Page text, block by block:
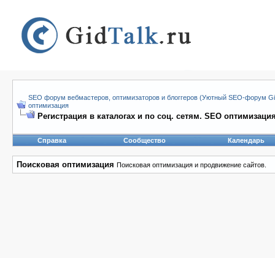
SEO форум вебмастеров, оптимизаторов и блоггеров (Уютный SEO-форум
оптимизация
Регистрация в каталогах и по соц. сетям. SEO
Справка Сообщество Календарь
Поисковая оптимизация Поисковая оптимизация и продвижение сайтов.